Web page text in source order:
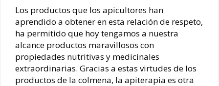
Los productos que los apicultores han
aprendido a obtener en esta relación de respeto,
ha permitido que hoy tengamos a nuestra
alcance productos maravillosos con
propiedades nutritivas y medicinales
extraordinarias. Gracias a estas virtudes de los
productos de la colmena, la apiterapia es otra